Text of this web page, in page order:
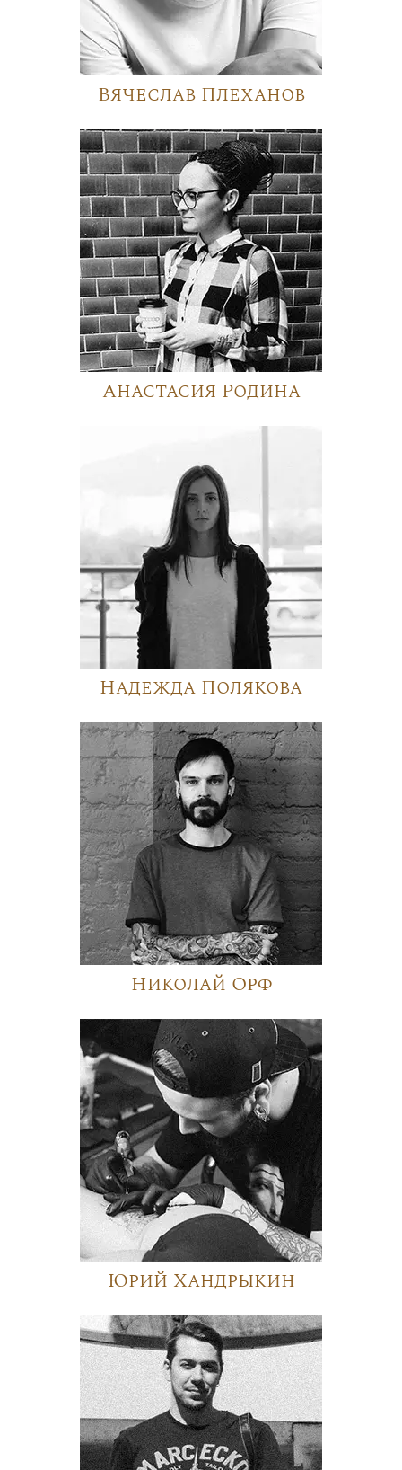
Вячеслав Плеханов
Анастасия Родина
Надежда Полякова
Николай Орф
Юрий Хандрыкин